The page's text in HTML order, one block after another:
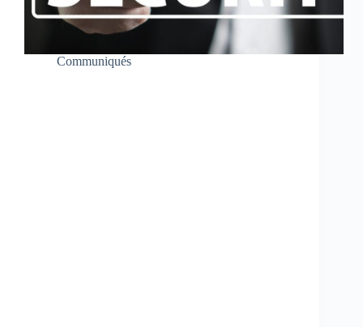
Communiqués